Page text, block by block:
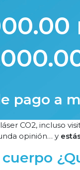
pago a
CO2, incluso
opinión… y